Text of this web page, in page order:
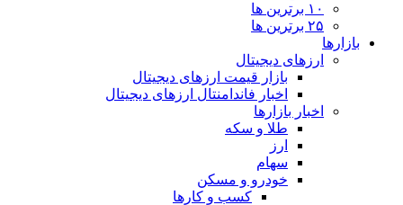
۱۰ برترین ها
۲۵ برترین ها
بازارها
ارزهای دیجیتال
بازار قیمت ارزهای دیجیتال
اخبار فاندامنتال ارزهای دیجیتال
اخبار بازارها
طلا و سکه
ارز
سهام
خودرو و مسکن
کسب و کارها